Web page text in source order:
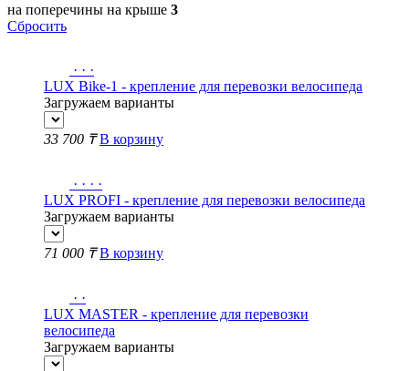
на поперечины на крыше 3
Сбросить
· · ·
LUX Bike-1 - крепление для перевозки велосипеда
Загружаем варианты
33 700 ₸ В корзину
· · · ·
LUX PROFI - крепление для перевозки велосипеда
Загружаем варианты
71 000 ₸ В корзину
· ·
LUX MASTER - крепление для перевозки
велосипеда
Загружаем варианты